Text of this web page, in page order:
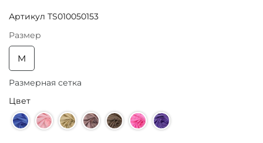
Размер
M
Размерная сетка
Артикул TS010050153
Цвет